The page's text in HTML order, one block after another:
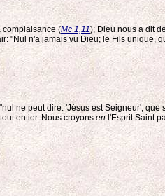
complaisance (Mc 1,11); Dieu nous a dit
"Nul n'a jamais vu Dieu; le Fils unique,
ne peut dire: 'Jésus est Seigneur', que
entier. Nous croyons enl'Esprit Saint